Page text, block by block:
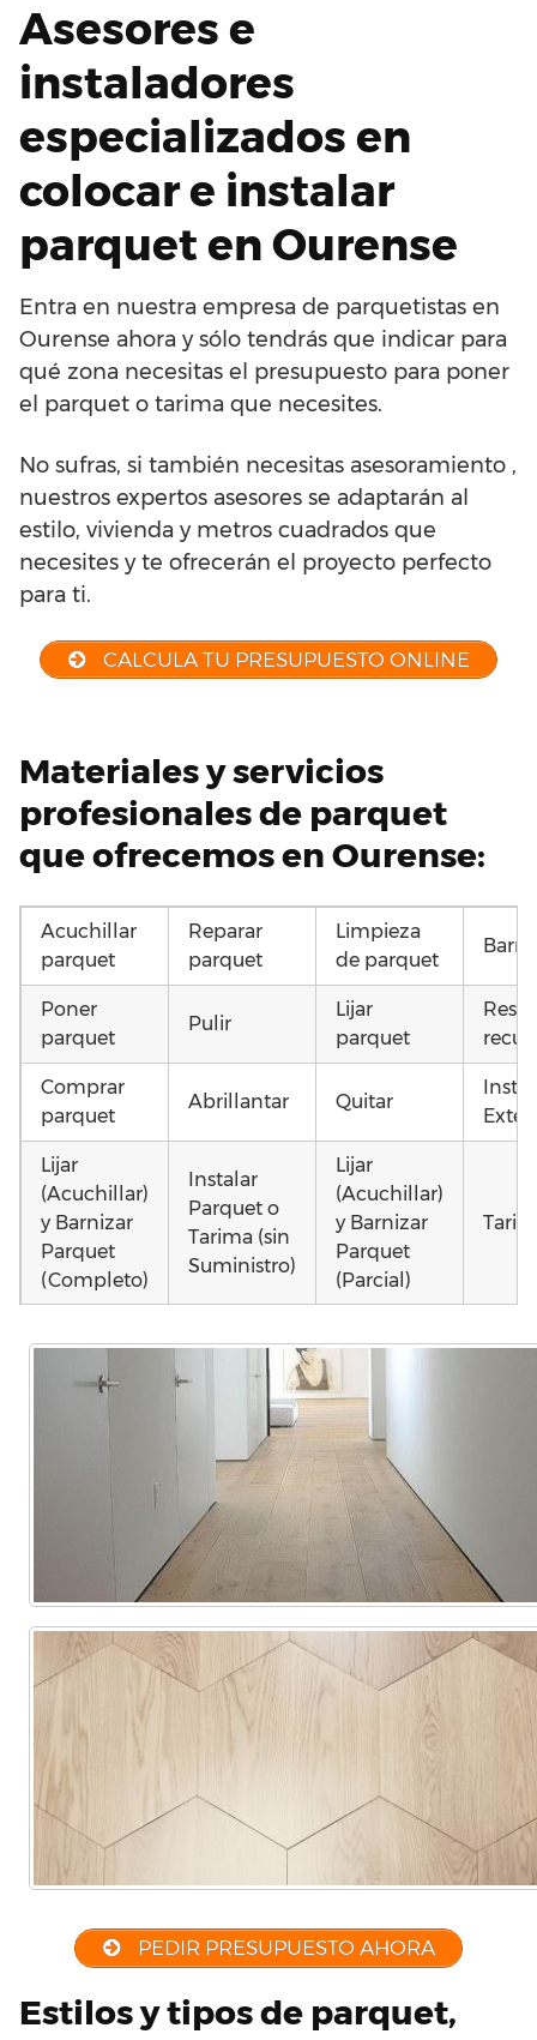
Asesores e
instaladores
especializados en
colocar e instalar
parquet en Ourense
Entra en nuestra empresa de parquetistas en
Ourense ahora y sólo tendrás que indicar para
qué zona necesitas el presupuesto para poner
el parquet o tarima que necesites.
No sufras, si también necesitas asesoramiento ,
nuestros expertos asesores se adaptarán al
estilo, vivienda y metros cuadrados que
necesites y te ofrecerán el proyecto perfecto
para ti.
CALCULA TU PRESUPUESTO ONLINE
Materiales y servicios
profesionales de parquet
que ofrecemos en Ourense:
Acuchillar
parquet
Reparar
parquet
Limpieza
de parquet
Poner
parquet
Pulir
Lijar
parquet
Comprar
parquet
Abrillantar Quitar
Lijar
(Acuchillar)
y Barnizar
Parquet
(Completo)
Instalar
Parquet o
Tarima (sin
Suministro)
Lijar
(Acuchillar)
y Barnizar
Parquet
(Parcial)
Tarima
Tarima
(Completa)
Tarima
Vivienda
(Parcial)
PEDIR PRESUPUESTO AHORA
Estilos y tipos de parquet,